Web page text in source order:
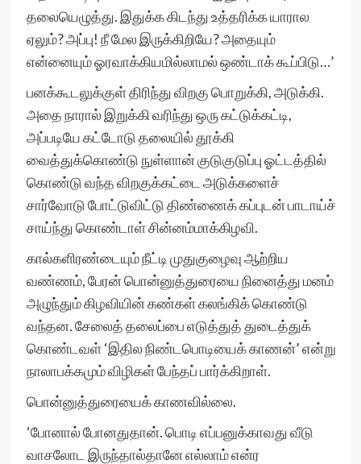
தலையெழுத்து. இதுக்க கிடந்து உத்தரிக்க யாரால
ஏலும்? அப்பு! நீ மேல இருக்கிறியே? அதையும்
என்னையும் ஓரவாக்கியமில்லாமல் ஒண்டாக் கூப்பிடு…’
பனக்கூடலுக்குள் திரிந்து விறகு பொறுக்கி, அடுக்கி.
அதை நாரால் இறுக்கி வரிந்து ஒரு கட்டுக்கட்டி,
அப்படியே கட்டோடு தலையில் தூக்கி
வைத்துக்கொண்டு நுள்ளான் குடுகுடுப்பு ஓட்டத்தில்
கொண்டு வந்த விறகுக்கட்டை அடுக்களைச்
சார்வோடு போட்டுவிட்டு திண்ணைக் கப்புடன் பாடாய்ச்
சாய்ந்து கொண்டாள் சின்னம்மாக்கிழவி.
கால்களிரண்டையும் நீட்டி முதுகுழைவு ஆற்றிய
வண்ணம், பேரன் பொன்னுத்துரையை நினைத்து மனம்
அழுந்தும் கிழவியின் கண்கள் கலங்கிக் கொண்டு
வந்தன. சேலைத் தலைப்பை எடுத்துத் துடைத்துக்
கொண்டவள் ‘இதில நிண்டபொடியைக் காணன்’ என்று
நாலாபக்கமும் விழிகள் பேந்தப் பார்க்கிறாள்.
பொன்னுத்துரையைக் காணவில்லை.
‘போனால் போனதுதான். பொடி எப்பனுக்காவது வீடு
வாசலோட இருந்தால்தானே எல்லாம் என்ர